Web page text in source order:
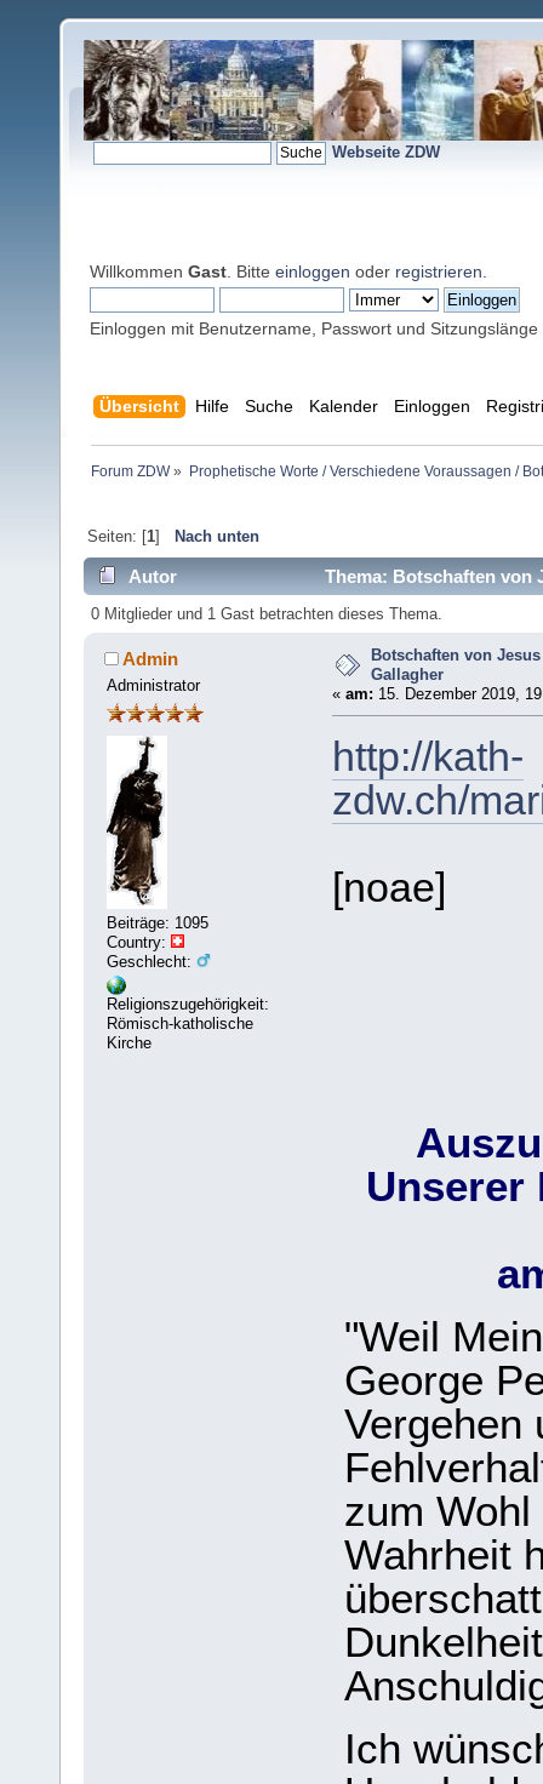
Webseite ZDW
Willkommen Gast . Bitte einloggen oder registrieren
Einloggen mit Benutzername, Passwort und Sitzungslänge
Übersicht Hilfe Suche Kalender Einloggen
Forum ZDW» Prophetische Worte / Verschiedene Voraussagen /
Seiten: [1] Nach unten
Autor Thema: Botschaften von
0 Mitglieder und 1 Gast betrachten dieses Thema.
Admin
Administrator
Beiträge: 1095
Country:
Geschlecht:
Religionszugehörigkeit:
Römisch-katholische
Kirche
Botschaften von
Gallagher
« am: 15. Dezember 2019,
http://kath-
zdw.ch/
[noae]
Unserer
"Weil
George
Vergehen
zum
Wahrheit
Ich